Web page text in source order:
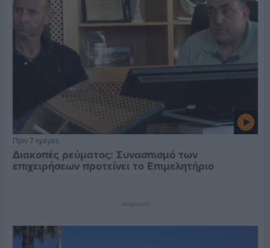
Πριν 7 ημέρες
Διακοπές ρεύματος: Συνασπισμό των
επιχειρήσεων προτείνει το Επιμελητήριο
Διαφήμιση